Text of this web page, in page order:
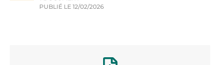
PUBLIÉ LE 12/02/2026